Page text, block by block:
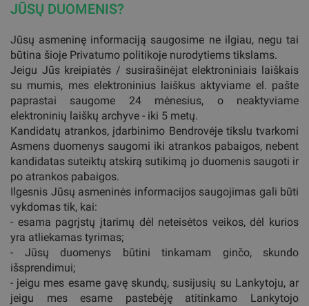
JŪSŲ DUOMENIS?
Jūsų asmeninę informaciją saugosime ne ilgiau, negu tai
būtina šioje Privatumo politikoje nurodytiems tikslams.
Jeigu Jūs kreipiatės / susirašinėjat elektroniniais laiškais
su mumis, mes elektroninius laiškus aktyviame el. pašte
paprastai saugome 24 mėnesius, o neaktyviame
elektroninių laiškų archyve - iki 5 metų.
Kandidatų atrankos, įdarbinimo Bendrovėje tikslu tvarkomi
Asmens duomenys saugomi iki atrankos pabaigos, nebent
kandidatas suteiktų atskirą sutikimą jo duomenis saugoti ir
po atrankos pabaigos.
Ilgesnis Jūsų asmeninės informacijos saugojimas gali būti
vykdomas tik, kai:
- esama pagrįstų įtarimų dėl neteisėtos veikos, dėl kurios
yra atliekamas tyrimas;
- Jūsų duomenys būtini tinkamam ginčo, skundo
išsprendimui;
- jeigu mes esame gavę skundų, susijusių su Lankytoju, ar
jeigu mes esame pastebėję atitinkamo Lankytojo